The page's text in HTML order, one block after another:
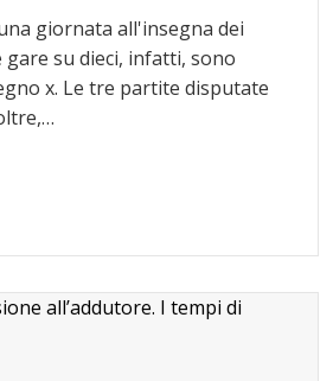
giornata all'insegna dei
su dieci, infatti, sono
x. Le tre partite disputate